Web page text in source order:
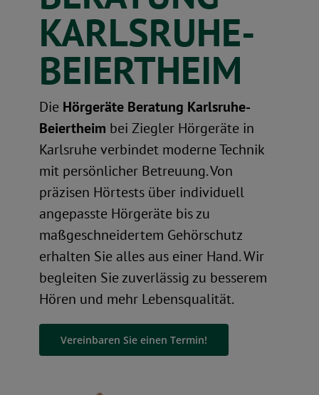
KARLSRUHE-
BEIERTHEIM
Die Hörgeräte Beratung Karlsruhe-
Beiertheim bei Ziegler Hörgeräte in
Karlsruhe verbindet moderne Technik
mit persönlicher Betreuung. Von
präzisen Hörtests über individuell
angepasste Hörgeräte bis zu
maßgeschneidertem Gehörschutz
erhalten Sie alles aus einer Hand. Wir
begleiten Sie zuverlässig zu besserem
Hören und mehr Lebensqualität.
Vereinbaren Sie einen Termin!